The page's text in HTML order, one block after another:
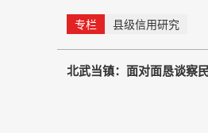
专栏 县级信用研究
北武当镇：面对面恳谈察